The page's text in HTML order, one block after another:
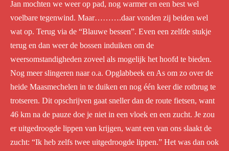
Jan mochten we weer op pad, nog warmer en een best wel
voelbare tegenwind. Maar……….daar vonden zij beiden wel
wat op. Terug via de “Blauwe bessen”. Even een zelfde stukje
terug en dan weer de bossen induiken om de
weersomstandigheden zoveel als mogelijk het hoofd te bieden.
Nog meer slingeren naar o.a. Opglabbeek en As om zo over de
heide Maasmechelen in te duiken en nog één keer die rotbrug te
trotseren. Dit opschrijven gaat sneller dan de route fietsen, want
46 km na de pauze doe je niet in een vloek en een zucht. Je zou
er uitgedroogde lippen van krijgen, want een van ons slaakt de
zucht: “Ik heb zelfs twee uitgedroogde lippen.” Het was dan ook